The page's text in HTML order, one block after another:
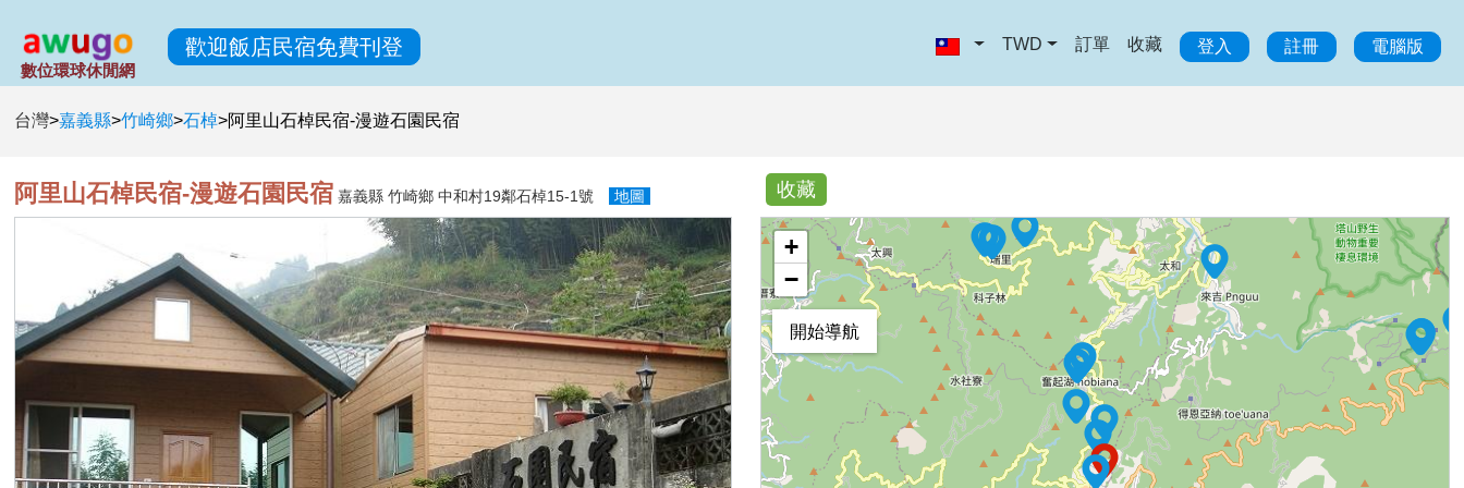
數位環球休閒網
歡迎飯店民宿免費刊登 TWD 訂單 收藏 登入 註冊 電腦版
台灣>嘉義縣>竹崎鄉>石棹>阿里山石棹民宿-漫遊石園民宿
阿里山石棹民宿-漫遊石園民宿 嘉義縣 竹崎鄉 中和村19鄰石棹15-1號 地圖 收藏
+
−
開始導航